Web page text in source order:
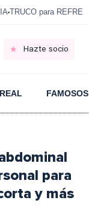
TRUCO para
Hazte socio
FAMOSOS
para
y más